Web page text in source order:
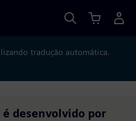
tradução automática.
é desenvolvido por